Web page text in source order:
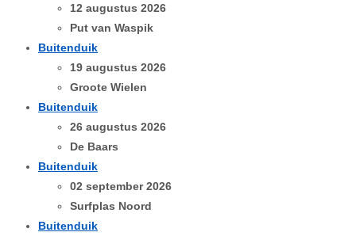
12 augustus 2026
Put van Waspik
Buitenduik
19 augustus 2026
Groote Wielen
Buitenduik
26 augustus 2026
De Baars
Buitenduik
02 september 2026
Surfplas Noord
Buitenduik